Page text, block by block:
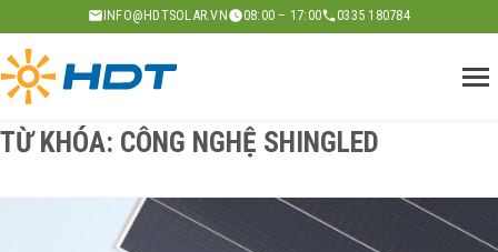
to
content
INFO@HDTSOLAR.VN 08:00 – 17:00 0335 180784
TỪ KHÓA: CÔNG NGHỆ SHINGLED